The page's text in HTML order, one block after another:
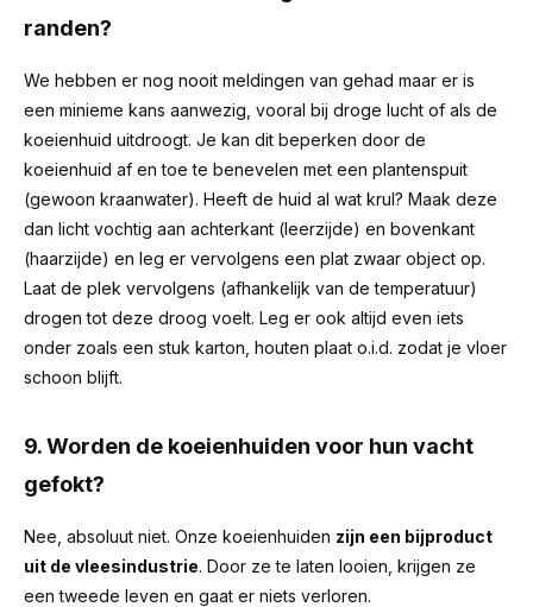
randen?
We hebben er nog nooit meldingen van gehad maar er is
een minieme kans aanwezig, vooral bij droge lucht of als de
koeienhuid uitdroogt. Je kan dit beperken door de
koeienhuid af en toe te benevelen met een plantenspuit
(gewoon kraanwater). Heeft de huid al wat krul? Maak deze
dan licht vochtig aan achterkant (leerzijde) en bovenkant
(haarzijde) en leg er vervolgens een plat zwaar object op.
Laat de plek vervolgens (afhankelijk van de temperatuur)
drogen tot deze droog voelt. Leg er ook altijd even iets
onder zoals een stuk karton, houten plaat o.i.d. zodat je vloer
schoon blijft.
9. Worden de koeienhuiden voor hun vacht
gefokt?
Nee, absoluut niet. Onze koeienhuiden zijn een bijproduct
uit de vleesindustrie. Door ze te laten looien, krijgen ze
een tweede leven en gaat er niets verloren.